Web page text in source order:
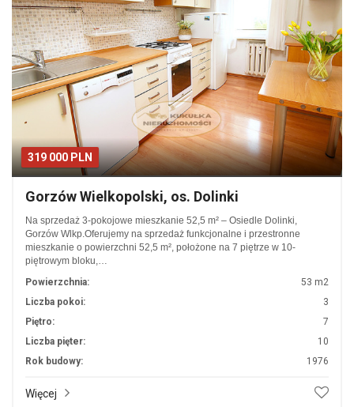
319 000 PLN
Gorzów Wielkopolski, os. Dolinki
Na sprzedaż 3-pokojowe mieszkanie 52,5 m² – Osiedle Dolinki,
Gorzów Wlkp.Oferujemy na sprzedaż funkcjonalne i przestronne
mieszkanie o powierzchni 52,5 m², położone na 7 piętrze w 10-
piętrowym bloku,…
Powierzchnia:
53 m2
Liczba pokoi:
3
Piętro:
7
Liczba pięter:
10
Rok budowy:
1976
Więcej